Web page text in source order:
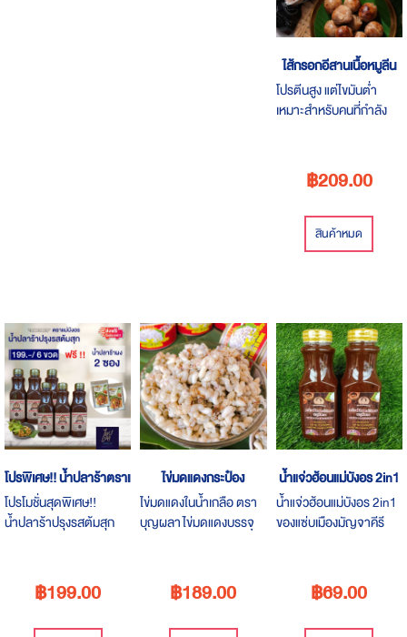
ไส้กรอกอีสานเนื้อหมูลีน
โปรตีนสูง แต่ไขมันต่ำ
เหมาะสำหรับคนที่กำลัง
฿209.00
สินค้าหมด
โปรพิเศษ!! น้ำปลาร้าตราแม่บังอร
โปรโมชั่นสุดพิเศษ!!
น้ำปลาร้าปรุงรสต้มสุก
ทำความรู้จักกับสินค้า
คุณภาพและซื้อได้ในราคา
พิเศษที่ "ไทยมีดี.com"
฿199.00
ไข่มดแดงกระป๋อง
ไข่มดแดงในน้ำเกลือ ตรา
บุญผลา ไข่มดแดงบรรจุ
฿189.00
น้ำแจ่วฮ้อนแม่บังอร 2in1
น้ำแจ่วฮ้อนแม่บังอร 2in1
ของแซ่บเมืองมัญจาคีรี
มาตรฐานสากลการันตรี
ความอร่อยด้วยมาตรฐาน
สินค้าโอทอป 4 ดาว
฿69.00